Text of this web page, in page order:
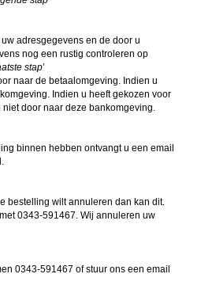
adresgegevens en de door u
nog een rustig controleren op
stap’
naar de betaalomgeving. Indien u
Indien u heeft gekozen voor
door naar deze bankomgeving.
binnen hebben ontvangt u een email
bestelling wilt annuleren dan kan dit.
0343-591467. Wij annuleren uw
0343-591467 of stuur ons een email